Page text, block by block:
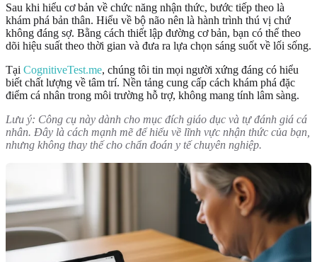
Sau khi hiểu cơ bản về chức năng nhận thức, bước tiếp theo là
khám phá bản thân. Hiểu về bộ não nên là hành trình thú vị chứ
không đáng sợ. Bằng cách thiết lập đường cơ bản, bạn có thể theo
dõi hiệu suất theo thời gian và đưa ra lựa chọn sáng suốt về lối sống.
Tại CognitiveTest.me, chúng tôi tin mọi người xứng đáng có hiểu
biết chất lượng về tâm trí. Nền tảng cung cấp cách khám phá đặc
điểm cá nhân trong môi trường hỗ trợ, không mang tính lâm sàng.
Lưu ý: Công cụ này dành cho mục đích giáo dục và tự đánh giá cá
nhân. Đây là cách mạnh mẽ để hiểu về lĩnh vực nhận thức của bạn,
nhưng không thay thế cho chẩn đoán y tế chuyên nghiệp.